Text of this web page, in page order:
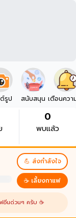
รูป สนับสนุน เตือนควา
0
พบแล้ว
💪 ส่งกำลังใจ
☕ เลี้ยงกาแฟ
อีนด่วนๆ ครับ ☕